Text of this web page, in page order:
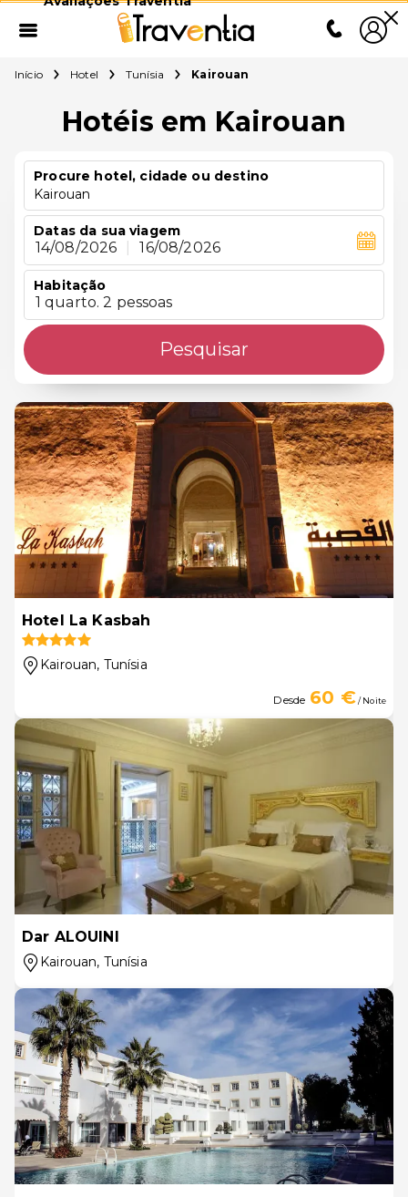
Início Hotel Tunísia Kairouan
Hotéis em Kairouan
Procure hotel, cidade ou destino
Kairouan
Datas da sua viagem
14/08/2026 16/08/2026
Habitação
1 quarto. 2 pessoas
Pesquisar
Hotel La Kasbah
Kairouan, Tunísia
Desde 60 €/ Noite
Dar ALOUINI
Kairouan, Tunísia